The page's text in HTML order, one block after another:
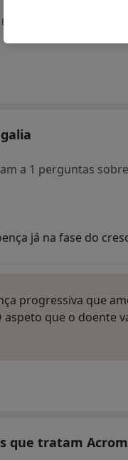
Endocrinologista
a 1 perguntas
já na fase do
progressiva que
aspeto que o doente
que tratam